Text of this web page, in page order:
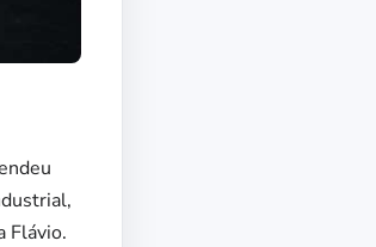
Flávio.